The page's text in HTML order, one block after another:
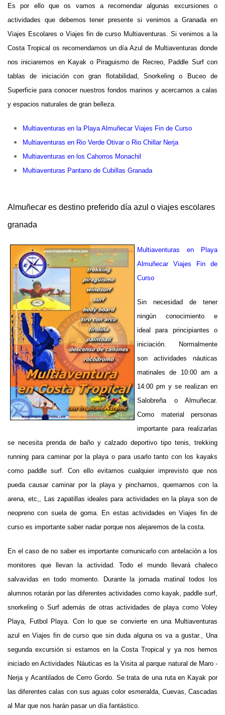
Es por ello que os vamos a recomendar algunas excursiones o
actividades que debemos tener presente si venimos a Granada en
Viajes Escolares o Viajes fin de curso Multiaventuras. Si venimos a la
Costa Tropical os recomendamos un día Azul de Multiaventuras donde
nos iniciaremos en Kayak o Piraguismo de Recreo, Paddle Surf con
tablas de iniciación con gran flotabilidad, Snorkeling o Buceo de
Superficie para conocer nuestros fondos marinos y acercarnos a calas
y espacios naturales de gran belleza.
Multiaventuras en la Playa Almuñecar Viajes Fin de Curso
Multiaventuras en Rio Verde Otivar o Rio Chillar Nerja
Multiaventuras en los Cahorros Monachil
Multiaventuras Pantano de Cubillas Granada
Almuñecar es destino preferido día azul o viajes escolares
granada
Multiaventuras en Playa
Almuñecar Viajes Fin de
Curso
Sin necesidad de tener
ningún conocimiento e
ideal para principiantes o
iniciación. Normalmente
son actividades náuticas
matinales de 10:00 am a
14:00 pm y se realizan en
Salobreña o Almuñecar.
Como material personas
importante para realizarlas
se necesita prenda de baño y calzado deportivo tipo tenis, trekking
running para caminar por la playa o para usarlo tanto con los kayaks
como paddle surf. Con ello evitamos cualquier imprevisto que nos
pueda causar caminar por la playa y pincharnos, quemarnos con la
arena, etc,, Las zapatillas ideales para actividades en la playa son de
neopreno con suela de goma. En estas actividades en Viajes fin de
curso es importante saber nadar porque nos alejaremos de la costa.
En el caso de no saber es importante comunicarlo con antelación a los
monitores que llevan la actividad. Todo el mundo llevará chaleco
salvavidas en todo momento. Durante la jornada matinal todos los
alumnos rotarán por las diferentes actividades como kayak, paddle surf,
snorkeling o Surf además de otras actividades de playa como Voley
Playa, Futbol Playa. Con lo que se convierte en una Multiaventuras
azul en Viajes fin de curso que sin duda alguna os va a gustar., Una
segunda excursión si estamos en la Costa Tropical y ya nos hemos
iniciado en Actividades Náuticas es la Visita al parque natural de Maro -
Nerja y Acantilados de Cerro Gordo. Se trata de una ruta en Kayak por
las diferentes calas con sus aguas color esmeralda, Cuevas, Cascadas
al Mar que nos harán pasar un día fantástico.